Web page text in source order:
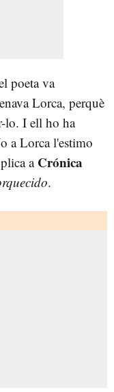
poeta va
Lorca, perquè
lo. I ell ho ha
a Lorca l'estimo
a Crónica
rquecido.